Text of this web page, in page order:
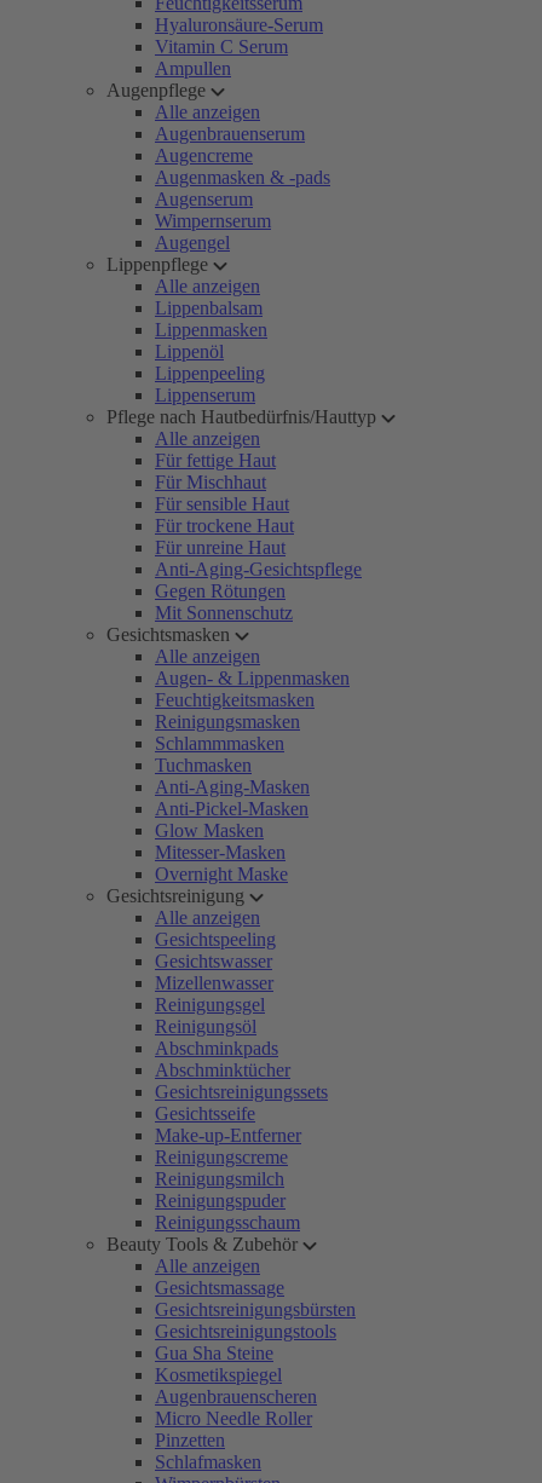
Hyaluronsäure-Serum
Vitamin C Serum
Ampullen
Augenpflege
Alle anzeigen
Augenbrauenserum
Augencreme
Augenmasken & -pads
Augenserum
Wimpernserum
Augengel
Lippenpflege
Alle anzeigen
Lippenbalsam
Lippenmasken
Lippenöl
Lippenpeeling
Lippenserum
Pflege nach Hautbedürfnis/Hauttyp
Alle anzeigen
Für fettige Haut
Für Mischhaut
Für sensible Haut
Für trockene Haut
Für unreine Haut
Anti-Aging-Gesichtspflege
Gegen Rötungen
Mit Sonnenschutz
Gesichtsmasken
Alle anzeigen
Augen- & Lippenmasken
Feuchtigkeitsmasken
Reinigungsmasken
Schlammmasken
Tuchmasken
Anti-Aging-Masken
Anti-Pickel-Masken
Glow Masken
Mitesser-Masken
Overnight Maske
Gesichtsreinigung
Alle anzeigen
Gesichtspeeling
Gesichtswasser
Mizellenwasser
Reinigungsgel
Reinigungsöl
Abschminkpads
Abschminktücher
Gesichtsreinigungssets
Gesichtsseife
Make-up-Entferner
Reinigungscreme
Reinigungsmilch
Reinigungspuder
Reinigungsschaum
Beauty Tools & Zubehör
Alle anzeigen
Gesichtsmassage
Gesichtsreinigungsbürsten
Gesichtsreinigungstools
Gua Sha Steine
Kosmetikspiegel
Augenbrauenscheren
Micro Needle Roller
Pinzetten
Schlafmasken